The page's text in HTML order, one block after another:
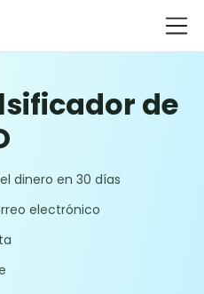
de
dinero en 30 días
electrónico